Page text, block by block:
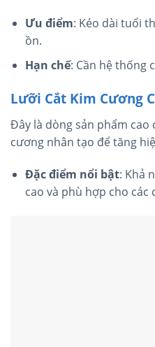
Ưu điểm: Kéo dài tuổi
ồn.
Hạn chế: Cần hệ thống
Lưỡi Cắt Kim Cương
Đây là dòng sản phẩm cao
cương nhân tạo để tăng
Đặc điểm nổi bật: Khả
cao và phù hợp cho các